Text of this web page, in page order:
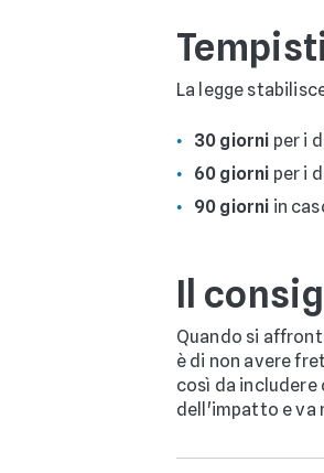
La legge
30 giorni per i
60 giorni per i
90 giorni in
Il
Quando si
è di non avere
così da includere
dell'impatto e va